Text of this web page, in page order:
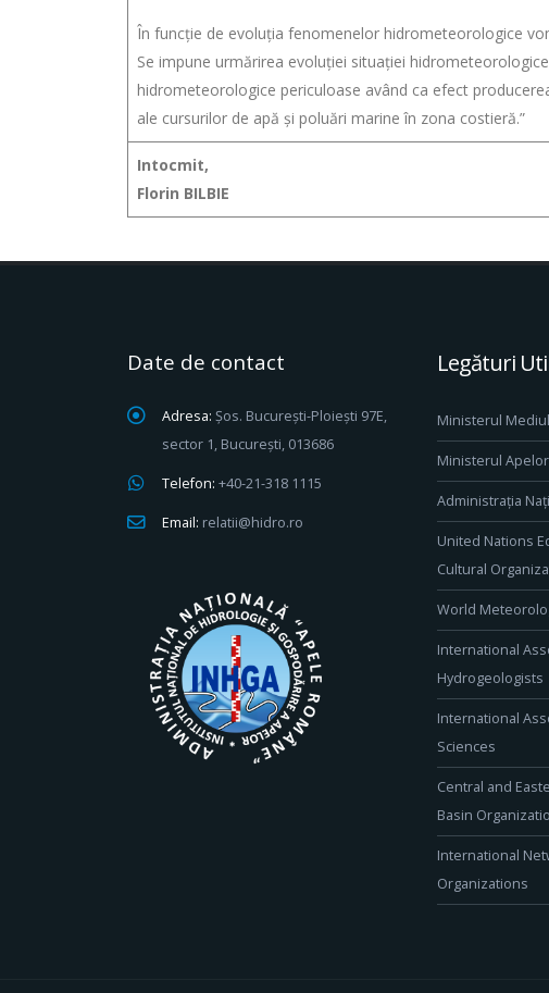
În funcție de evoluția fenomenelor hidrometeorologice
Se impune urmărirea evoluției situației
hidrometeorologice periculoase având ca efect
ale cursurilor de apă și poluări marine în zona costieră.”
Intocmit,
Florin BILBIE
Date de contact
Adresa: Șos. București-Ploiești 97E,
sector 1, București, 013686
Telefon: +40-21-318 1115
Email: relatii@hidro.ro
Legături
Ministerul
Ministerul
Administrația
United Nations
Cultural
World
International
Hydrogeologists
International
Sciences
Central and
Basin
International
Organizations